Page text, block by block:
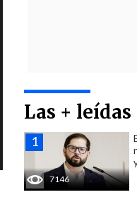
Las + leídas
7146